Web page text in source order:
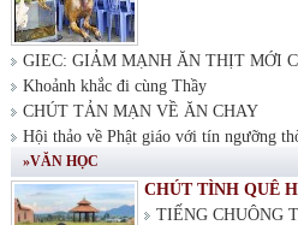
GIEC: GIẢM MẠNH ĂN THỊT MỚI
Khoảnh khắc đi cùng Thầy
CHÚT TẢN MẠN VỀ ĂN CHAY
Hội thảo về Phật giáo với tín ngưỡng
»VĂN HỌC
CHÚT TÌNH QUÊ
TIẾNG CHUÔNG